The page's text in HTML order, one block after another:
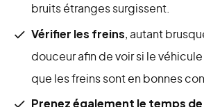
bruits étranges surgissent.
Vérifier les freins, autant
douceur afin de voir si le
que les freins sont en bonnes
Prenez également le temps